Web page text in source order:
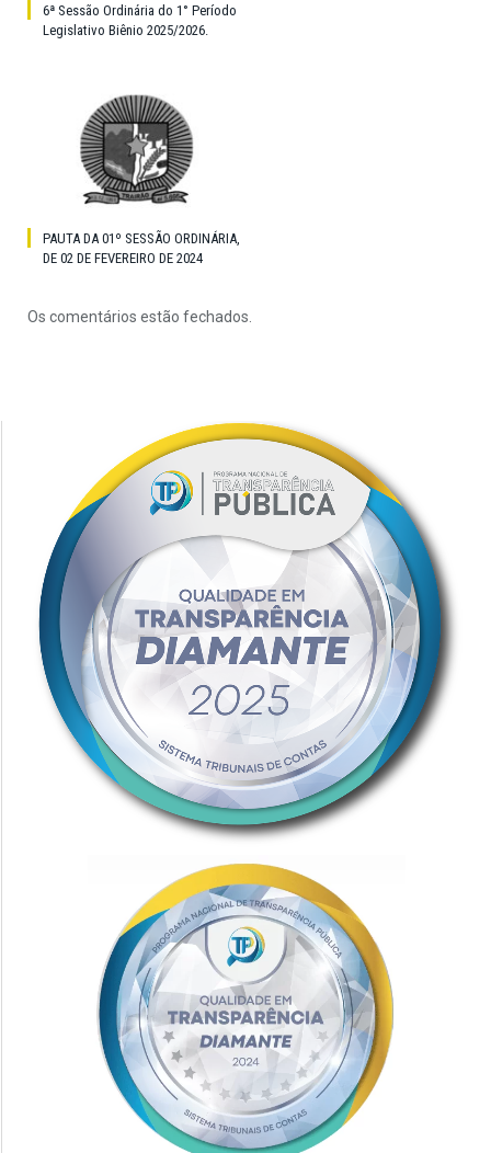
6ª Sessão Ordinária do 1° Período
Legislativo Biênio 2025/2026.
PAUTA DA 01º SESSÃO ORDINÁRIA,
DE 02 DE FEVEREIRO DE 2024
Os comentários estão fechados.